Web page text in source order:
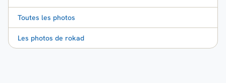
Toutes les photos
Les photos de rokad